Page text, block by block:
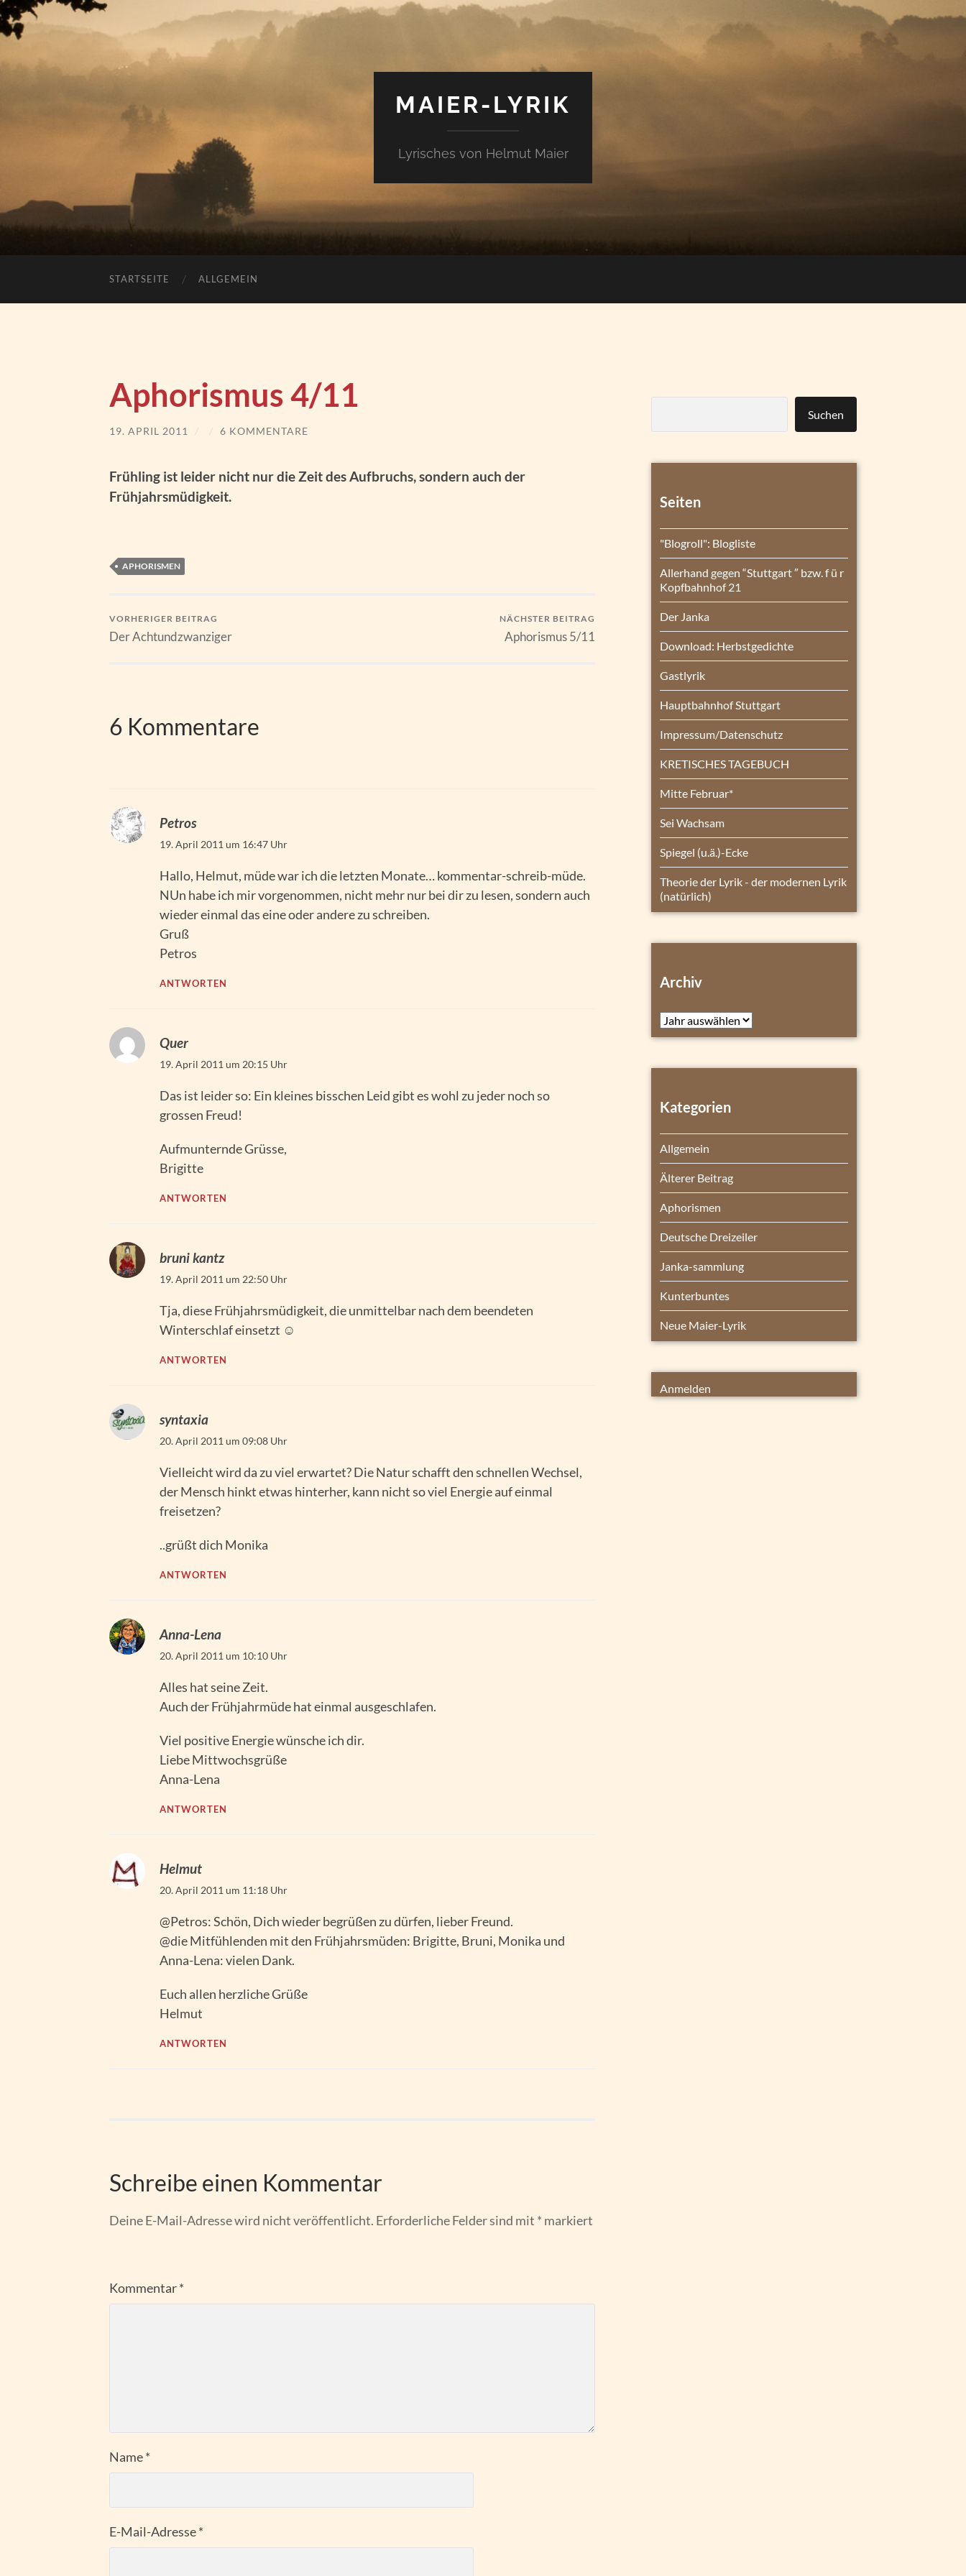
MAIER-LYRIK
Lyrisches von Helmut Maier
STARTSEITE ALLGEMEIN
Aphorismus 4/11
19. APRIL 2011 / / 6 KOMMENTARE
Frühling ist leider nicht nur die Zeit des Aufbruchs, sondern auch der
Frühjahrsmüdigkeit.
APHORISMEN
VORHERIGER BEITRAG
Der Achtundzwanziger
NÄCHSTER BEITRAG
Aphorismus 5/11
6 Kommentare
Petros
19. April 2011 um 16:47 Uhr
Hallo, Helmut, müde war ich die letzten Monate… kommentar-schreib-müde.
NUn habe ich mir vorgenommen, nicht mehr nur bei dir zu lesen, sondern auch
wieder einmal das eine oder andere zu schreiben.
Gruß
Petros
ANTWORTEN
Quer
19. April 2011 um 20:15 Uhr
Das ist leider so: Ein kleines bisschen Leid gibt es wohl zu jeder noch so
grossen Freud!
Aufmunternde Grüsse,
Brigitte
ANTWORTEN
bruni kantz
19. April 2011 um 22:50 Uhr
Tja, diese Frühjahrsmüdigkeit, die unmittelbar nach dem beendeten
Winterschlaf einsetzt ☺
ANTWORTEN
syntaxia
20. April 2011 um 09:08 Uhr
Vielleicht wird da zu viel erwartet? Die Natur schafft den schnellen Wechsel,
der Mensch hinkt etwas hinterher, kann nicht so viel Energie auf einmal
freisetzen?
..grüßt dich Monika
ANTWORTEN
Anna-Lena
20. April 2011 um 10:10 Uhr
Alles hat seine Zeit.
Auch der Frühjahrmüde hat einmal ausgeschlafen.
Viel positive Energie wünsche ich dir.
Liebe Mittwochsgrüße
Anna-Lena
ANTWORTEN
Helmut
20. April 2011 um 11:18 Uhr
@Petros: Schön, Dich wieder begrüßen zu dürfen, lieber Freund.
@die Mitfühlenden mit den Frühjahrsmüden: Brigitte, Bruni, Monika und
Anna-Lena: vielen Dank.
Euch allen herzliche Grüße
Helmut
ANTWORTEN
Schreibe einen Kommentar
Deine E-Mail-Adresse wird nicht veröffentlicht. Erforderliche Felder sind mit * markiert
Kommentar*
Name*
E-Mail-Adresse*
Suchen
Seiten
"Blogroll": Blogliste
Allerhand gegen “Stuttgart ″ bzw. f ü r
Kopfbahnhof 21
Der Janka
Download: Herbstgedichte
Gastlyrik
Hauptbahnhof Stuttgart
Impressum/Datenschutz
KRETISCHES TAGEBUCH
Mitte Februar*
Sei Wachsam
Spiegel (u.ä.)-Ecke
Theorie der Lyrik - der modernen Lyrik
(natürlich)
Archiv
Archiv
Kategorien
Allgemein
Älterer Beitrag
Aphorismen
Deutsche Dreizeiler
Janka-sammlung
Kunterbuntes
Neue Maier-Lyrik
Anmelden